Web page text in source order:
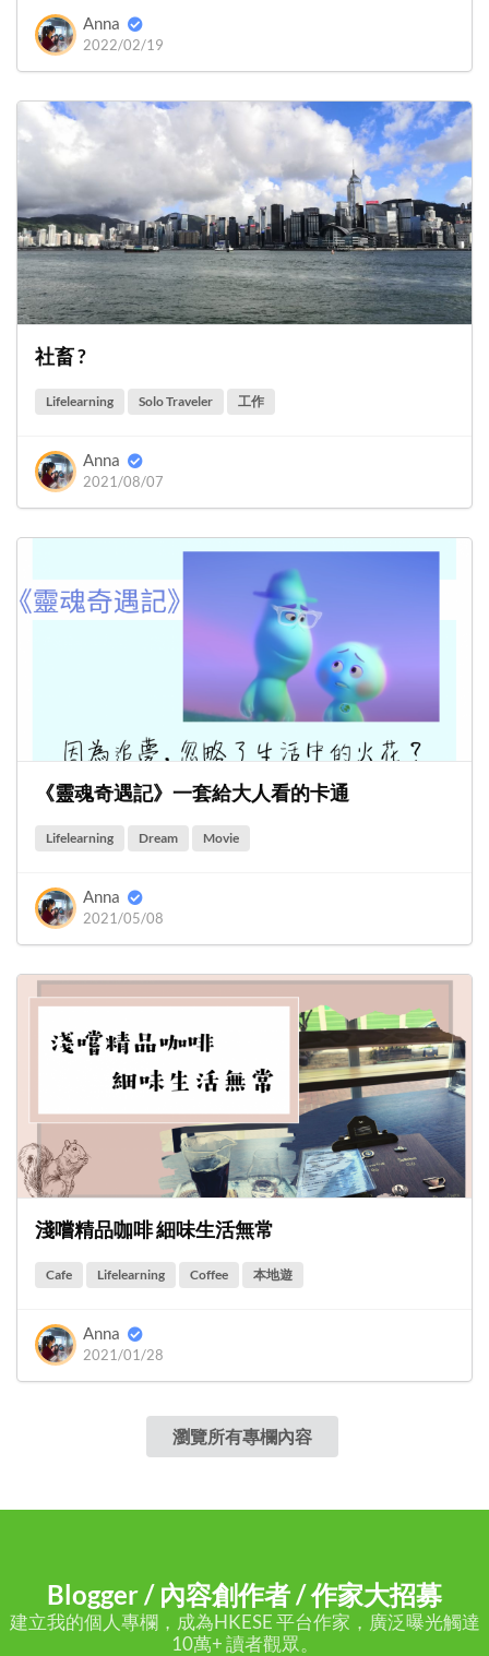
Anna
2022/02/19
社畜 ?
Lifelearning Solo Traveler 工作
Anna
2021/08/07
《靈魂奇遇記》一套給大人看的卡通
Lifelearning Dream Movie
Anna
2021/05/08
淺嚐精品咖啡 細味生活無常
Cafe Lifelearning Coffee 本地遊
Anna
2021/01/28
瀏覽所有專欄內容
Blogger / 內容創作者 / 作家大招募
建立我的個人專欄，成為HKESE 平台作家，廣泛曝光觸達
10萬+ 讀者觀眾。